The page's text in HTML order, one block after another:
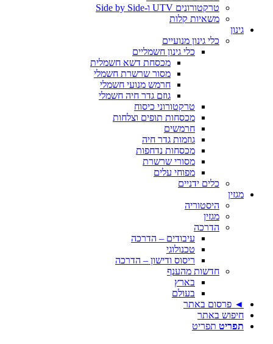
טרקטורונים UTV ו-Side by Side
משאיות קלות
גינון
כלי גינון מנועיים
כלי גינון חשמליים
מכסחת דשא חשמלית
מסור שרשרת חשמלי
חרמש מנועי חשמלי
גוזם גדר חיה חשמלי
טרקטורוני כיסוח
מכסחות תופים וצלחות
חרמשים
גוזמות גדר חיה
מכסחות נדחפות
מסורי שרשרת
מפוחי עלים
כלים ידניים
מגזין
היסטוריה
מגזין
הדרכה
עיבודים – הדרכה
טכנולוגי
ריסוס ודישון – הדרכה
חדשות מהענף
בארץ
בעולם
◄ פרסום באתר
חיפוש באתר
תפריט תפריט